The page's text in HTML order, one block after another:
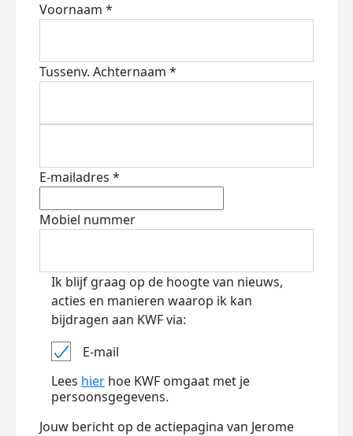
Voornaam *
Tussenv. Achternaam *
E-mailadres *
Mobiel nummer
Ik blijf graag op de hoogte van nieuws,
acties en manieren waarop ik kan
bijdragen aan KWF via:
E-mail
Lees hier hoe KWF omgaat met je
persoonsgegevens.
Jouw bericht op de actiepagina van Jerome